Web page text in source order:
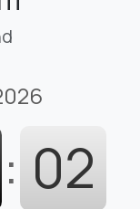
: 03